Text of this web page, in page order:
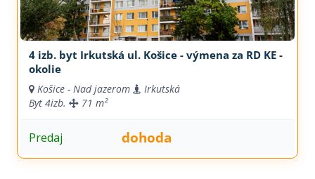
4 izb. byt Irkutská ul. Košice - výmena za RD KE -
okolie
Košice - Nad jazerom
Irkutská
Byt 4izb. 71 m²
Predaj dohoda